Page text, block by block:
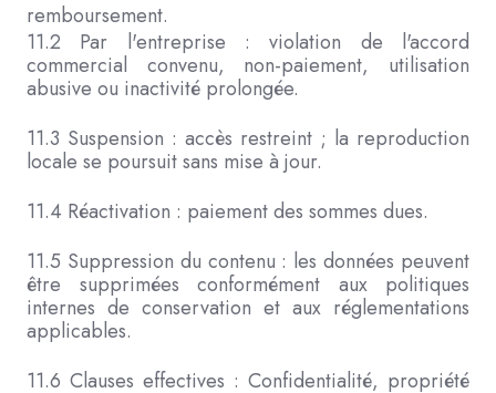
remboursement.
11.2 Par l'entreprise : violation de l'accord
commercial convenu, non-paiement, utilisation
abusive ou inactivité prolongée.
11.3 Suspension : accès restreint ; la reproduction
locale se poursuit sans mise à jour.
11.4 Réactivation : paiement des sommes dues.
11.5 Suppression du contenu : les données peuvent
être supprimées conformément aux politiques
internes de conservation et aux réglementations
applicables.
11.6 Clauses effectives : Confidentialité, propriété